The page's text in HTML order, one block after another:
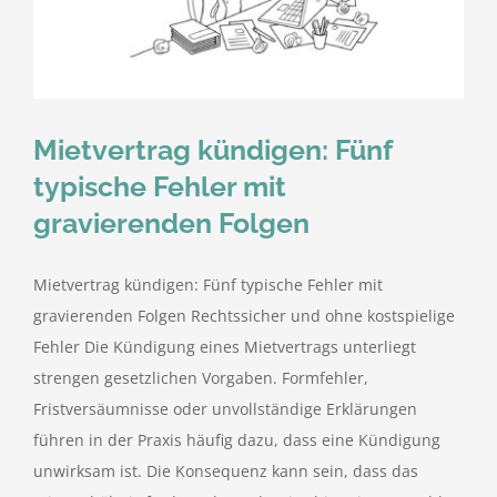
Blog
Impressum
Datenschutzerklärung
Mietvertrag kündigen: Fünf
typische Fehler mit
gravierenden Folgen
Mietvertrag kündigen: Fünf typische Fehler mit
gravierenden Folgen Rechtssicher und ohne kostspielige
Fehler Die Kündigung eines Mietvertrags unterliegt
strengen gesetzlichen Vorgaben. Formfehler,
Fristversäumnisse oder unvollständige Erklärungen
führen in der Praxis häufig dazu, dass eine Kündigung
unwirksam ist. Die Konsequenz kann sein, dass das